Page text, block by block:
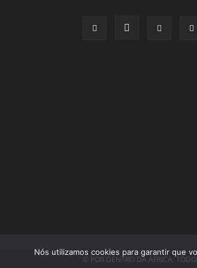
© POR DENTRO DA ÁFRICA.
Nós utilizamos cookies para garantir que